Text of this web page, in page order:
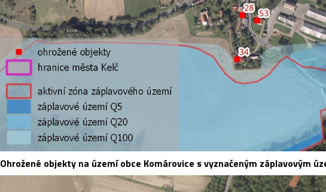
Ohrožené objekty na území obce Komárovice s vyznačeným záplavovým